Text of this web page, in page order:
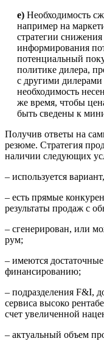
е) Необходимость
например на
стратегии
информирования
потенциальный
политике дилера,
с другими
необходимость
же время, чтобы
быть сведены к
Получив ответы на
резюме. Стратегия
наличии следующих
– используется
– есть прямые
результаты продаж с
– сгенерирован, или
рум;
– имеются
финансированию;
– подразделения F&I,
сервиса высоко
счет увеличенной
– актуальный объем